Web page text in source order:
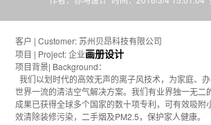
客户 | Customer: 苏州贝昂科技有限公司
项目 | Project: 企业画册设计
项目背景| Background：
我们以划时代的高效无声的离子风技术，为家庭、
世界一流的清洁空气解决方案。我们有业界独一无二
成果已获得全球多个国家的数十项专利，可有效吸附
效清除装修污染，二手烟及PM2.5，保护家人健康。